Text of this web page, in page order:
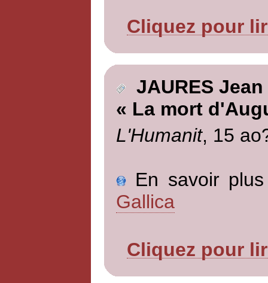
Cliquez pour
JAURES Jean
« La mort
L'Humanit, 15
En savoir
Gallica
Cliquez pour